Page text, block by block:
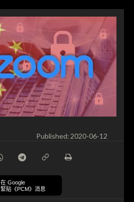
Published: 2020-06-12
在 Google
緊貼《PCM》消息